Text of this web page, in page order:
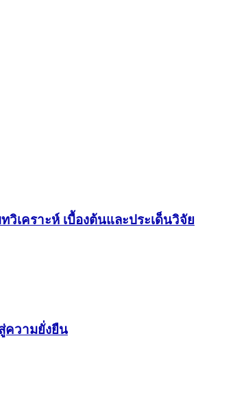
เคราะห์ เบื้องต้นและประเด็นวิจัย
ความยั่งยืน